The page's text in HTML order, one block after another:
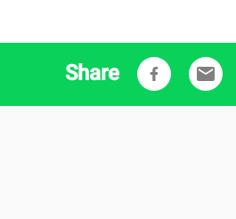
Share email